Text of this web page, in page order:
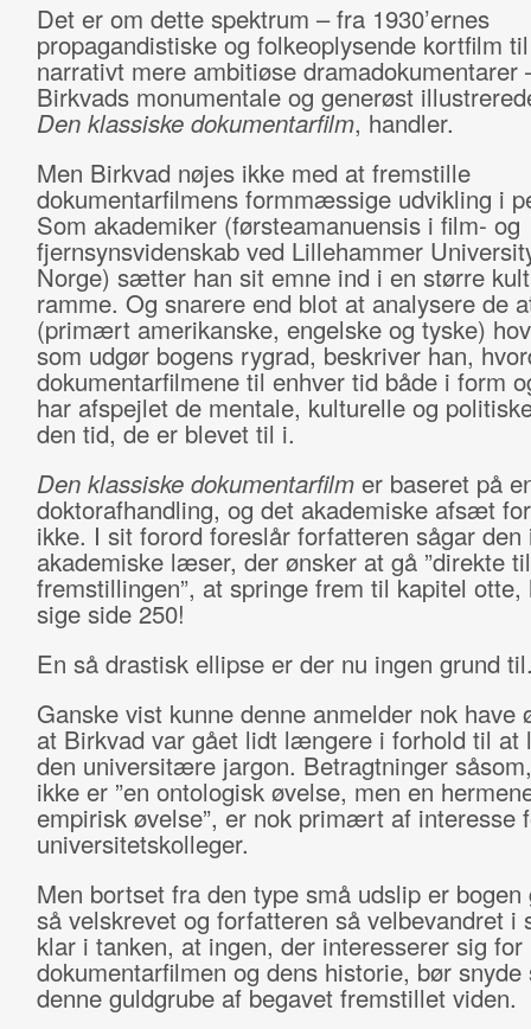
Det er om dette spektrum – fra 1930’ernes
propagandistiske og folkeoplysende kortfilm til
narrativt mere ambitiøse dramadokumentarer
Birkvads monumentale og generøst
Den klassiske dokumentarfilm, handler.
Men Birkvad nøjes ikke med at fremstille
dokumentarfilmens formmæssige udvikling i
Som akademiker (førsteamanuensis i film- og
fjernsynsvidenskab ved Lillehammer
Norge) sætter han sit emne ind i en større
ramme. Og snarere end blot at analysere de
(primært amerikanske, engelske og tyske)
som udgør bogens rygrad, beskriver han,
dokumentarfilmene til enhver tid både i form
har afspejlet de mentale, kulturelle og
den tid, de er blevet til i.
Den klassiske dokumentarfilmer baseret på
doktorafhandling, og det akademiske afsæt
ikke. I sit forord foreslår forfatteren sågar den
akademiske læser, der ønsker at gå ”direkte
fremstillingen”, at springe frem til kapitel otte,
sige side 250!
En så drastisk ellipse er der nu ingen grund
Ganske vist kunne denne anmelder nok have
at Birkvad var gået lidt længere i forhold til at
den universitære jargon. Betragtninger
ikke er ”en ontologisk øvelse, men en
empirisk øvelse”, er nok primært af interesse
universitetskolleger.
Men bortset fra den type små udslip er bogen
så velskrevet og forfatteren så velbevandret i
klar i tanken, at ingen, der interesserer sig for
dokumentarfilmen og dens historie, bør
denne guldgrube af begavet fremstillet viden.